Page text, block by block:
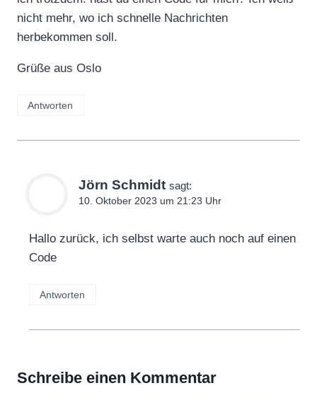
nicht mehr, wo ich schnelle Nachrichten
herbekommen soll.
Grüße aus Oslo
Antworten
Jörn Schmidt sagt:
10. Oktober 2023 um 21:23 Uhr
Hallo zurück, ich selbst warte auch noch auf einen
Code
Antworten
Schreibe einen Kommentar